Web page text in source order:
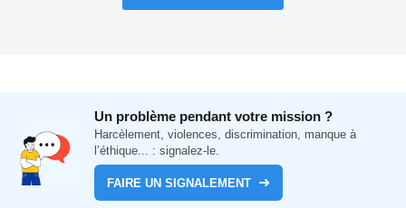
Un problème pendant votre mission ?
Harcèlement, violences, discrimination, manque à
l’éthique... : signalez-le.
FAIRE UN SIGNALEMENT